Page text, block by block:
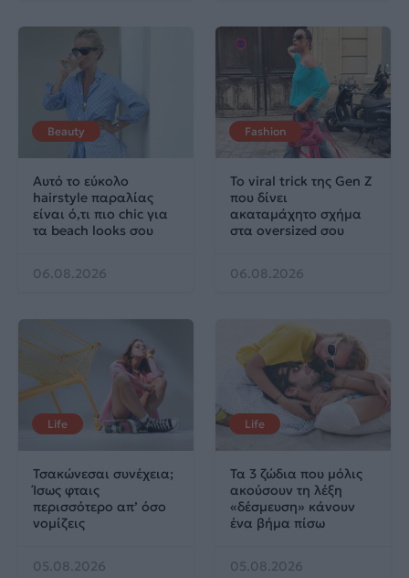
Beauty
Αυτό το εύκολο
hairstyle παραλίας
είναι ό,τι πιο chic για
τα beach looks σου
06.08.2026
Fashion
Το viral trick της Gen Z
που δίνει
ακαταμάχητο σχήμα
στα oversized σου
06.08.2026
Life
Τσακώνεσαι συνέχεια;
Ίσως φταις
περισσότερο απ’ όσο
νομίζεις
05.08.2026
Life
Τα 3 ζώδια που μόλις
ακούσουν τη λέξη
«δέσμευση» κάνουν
ένα βήμα πίσω
05.08.2026